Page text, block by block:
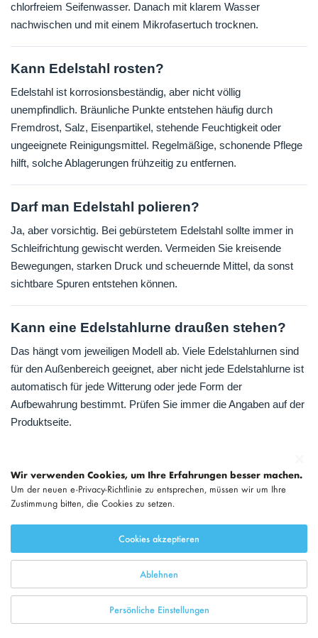
chlorfreiem Seifenwasser. Danach mit klarem Wasser
nachwischen und mit einem Mikrofasertuch trocknen.
Kann Edelstahl rosten?
Edelstahl ist korrosionsbeständig, aber nicht völlig
unempfindlich. Bräunliche Punkte entstehen häufig durch
Fremdrost, Salz, Eisenpartikel, stehende Feuchtigkeit oder
ungeeignete Reinigungsmittel. Regelmäßige, schonende Pflege
hilft, solche Ablagerungen frühzeitig zu entfernen.
Darf man Edelstahl polieren?
Ja, aber vorsichtig. Bei gebürstetem Edelstahl sollte immer in
Schleifrichtung gewischt werden. Vermeiden Sie kreisende
Bewegungen, starken Druck und scheuernde Mittel, da sonst
sichtbare Spuren entstehen können.
Kann eine Edelstahlurne draußen stehen?
Das hängt vom jeweiligen Modell ab. Viele Edelstahlurnen sind
für den Außenbereich geeignet, aber nicht jede Edelstahlurne ist
automatisch für jede Witterung oder jede Form der
Aufbewahrung bestimmt. Prüfen Sie immer die Angaben auf der
Produktseite.
oder 316?
Edelstahl 316 ist in salzhaltiger oder feuchter Umgebung häufig
beständiger als Edelstahl 304. Für den Innenbereich kann
Edelstahl 304 oft ausreichend sein. Für Küstennähe, starke
Feuchtigkeit oder langfristige Außenplatzierung kann 316
Was tun bei Wasserflecken?
Wir verwenden Cookies, um Ihre Erfahrungen besser machen.
Um der neuen e-Privacy-Richtlinie zu entsprechen, müssen wir um Ihre
Zustimmung bitten, die Cookies zu setzen.
Cookies akzeptieren
Ablehnen
Persönliche Einstellungen